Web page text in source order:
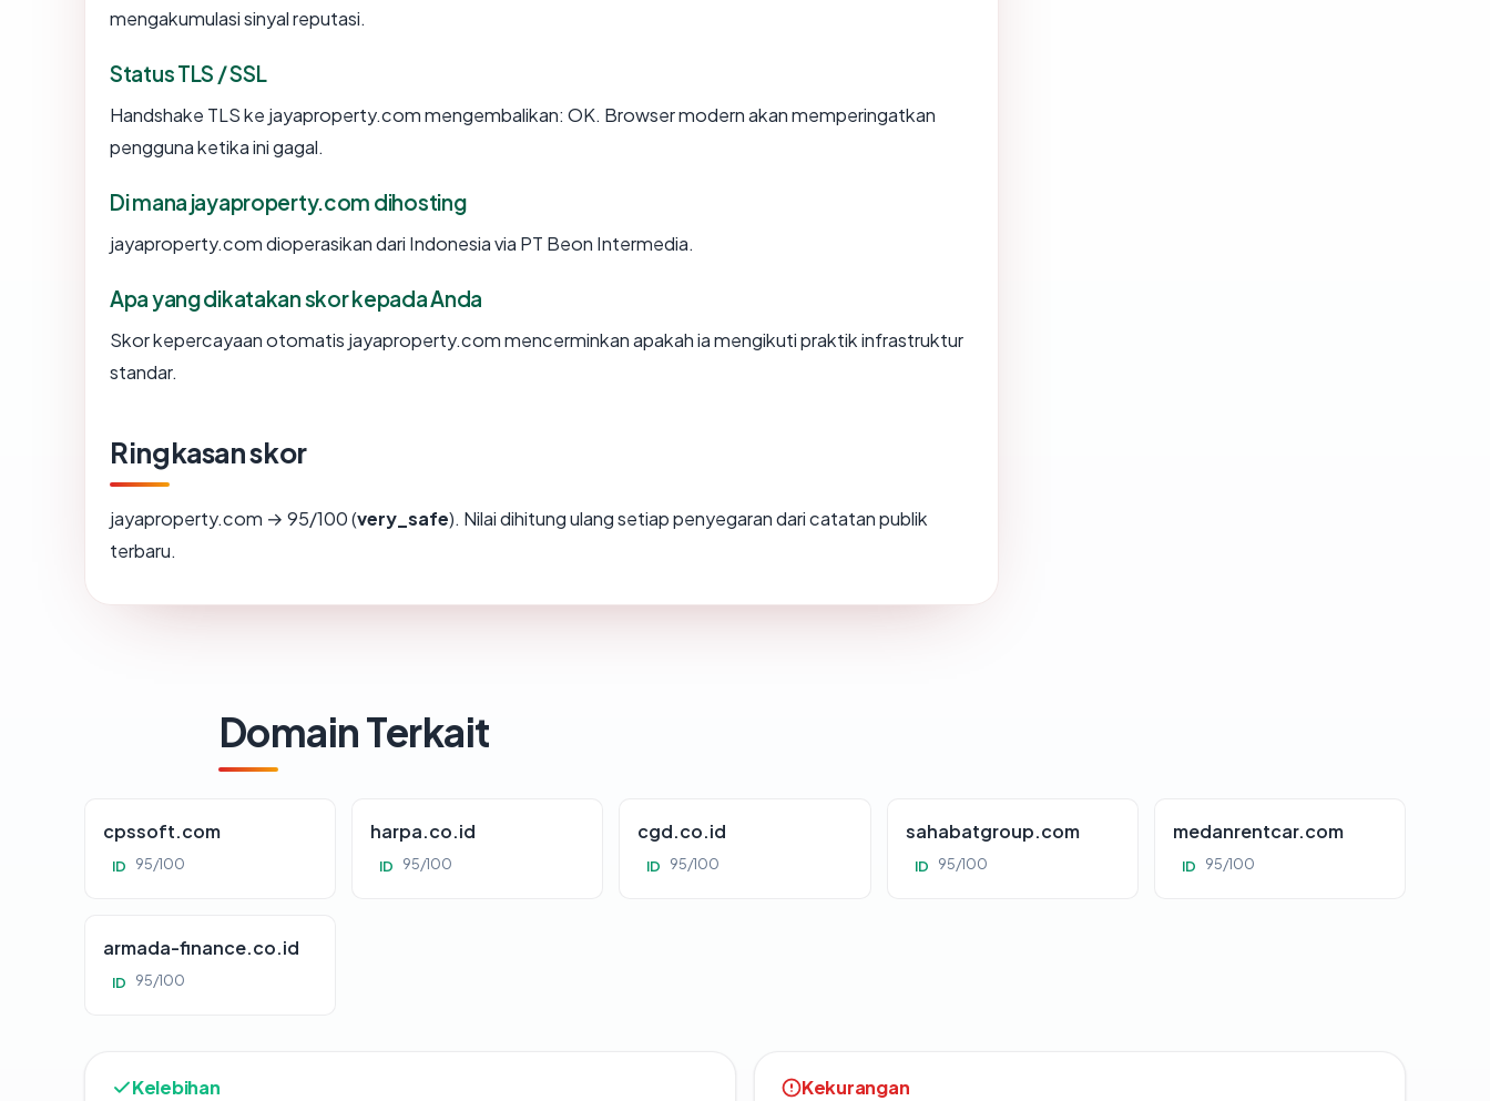
mengakumulasi sinyal reputasi.
Status TLS / SSL
Handshake TLS ke jayaproperty.com mengembalikan: OK. Browser modern akan memperingatkan
pengguna ketika ini gagal.
Di mana jayaproperty.com dihosting
jayaproperty.com dioperasikan dari Indonesia via PT Beon Intermedia.
Apa yang dikatakan skor kepada Anda
Skor kepercayaan otomatis jayaproperty.com mencerminkan apakah ia mengikuti praktik infrastruktur
standar.
Ringkasan skor
jayaproperty.com → 95/100 (very_safe). Nilai dihitung ulang setiap penyegaran dari catatan publik
terbaru.
Domain Terkait
cpssoft.com
ID 95/100
harpa.co.id
ID 95/100
cgd.co.id
ID 95/100
sahabatgroup.com
ID 95/100
medanrentcar.com
ID 95/100
armada-finance.co.id
ID 95/100
Kelebihan Kekurangan